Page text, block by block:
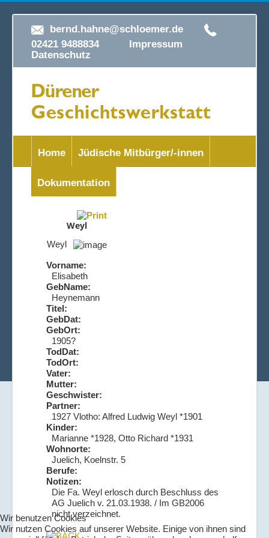
bernd.hahne@schloemer.de
02421 9488834 Impressum
Datenschutz
Home Jüdische Mitbürger/-innen
Dokumentation
Weyl
Weyl
Vorname:
Elisabeth
GebName:
Heynemann
Titel:
GebDat:
GebOrt:
1905?
TodDat:
TodOrt:
Vater:
Mutter:
Geschwister:
Partner:
1927 Vlotho: Alfred Ludwig Weyl *1901
Kinder:
Marianne *1928, Otto Richard *1931
Wohnorte:
Juelich, Koelnstr. 5
Berufe:
Notizen:
Die Fa. Weyl erlosch durch Beschluss des
AG Juelich v. 21.03.1938. / Im GB2006
nicht verzeichnet.
Wir benutzen Cookies
Wir nutzen Cookies auf unserer Website. Einige von ihnen sind